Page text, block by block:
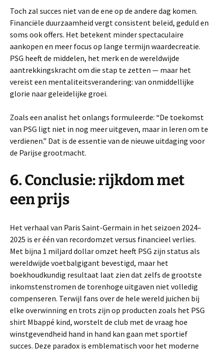
Toch zal succes niet van de ene op de andere dag komen.
Financiële duurzaamheid vergt consistent beleid, geduld en
soms ook offers. Het betekent minder spectaculaire
aankopen en meer focus op lange termijn waardecreatie.
PSG heeft de middelen, het merk en de wereldwijde
aantrekkingskracht om die stap te zetten — maar het
vereist een mentaliteitsverandering: van onmiddellijke
glorie naar geleidelijke groei.
Zoals een analist het onlangs formuleerde: “De toekomst
van PSG ligt niet in nog meer uitgeven, maar in leren om te
verdienen.” Dat is de essentie van de nieuwe uitdaging voor
de Parijse grootmacht.
6. Conclusie: rijkdom met
een prijs
Het verhaal van Paris Saint-Germain in het seizoen 2024–
2025 is er één van recordomzet versus financieel verlies.
Met bijna 1 miljard dollar omzet heeft PSG zijn status als
wereldwijde voetbalgigant bevestigd, maar het
boekhoudkundig resultaat laat zien dat zelfs de grootste
inkomstenstromen de torenhoge uitgaven niet volledig
compenseren. Terwijl fans over de hele wereld juichen bij
elke overwinning en trots zijn op producten zoals het PSG
shirt Mbappé kind, worstelt de club met de vraag hoe
winstgevendheid hand in hand kan gaan met sportief
succes. Deze paradox is emblematisch voor het moderne